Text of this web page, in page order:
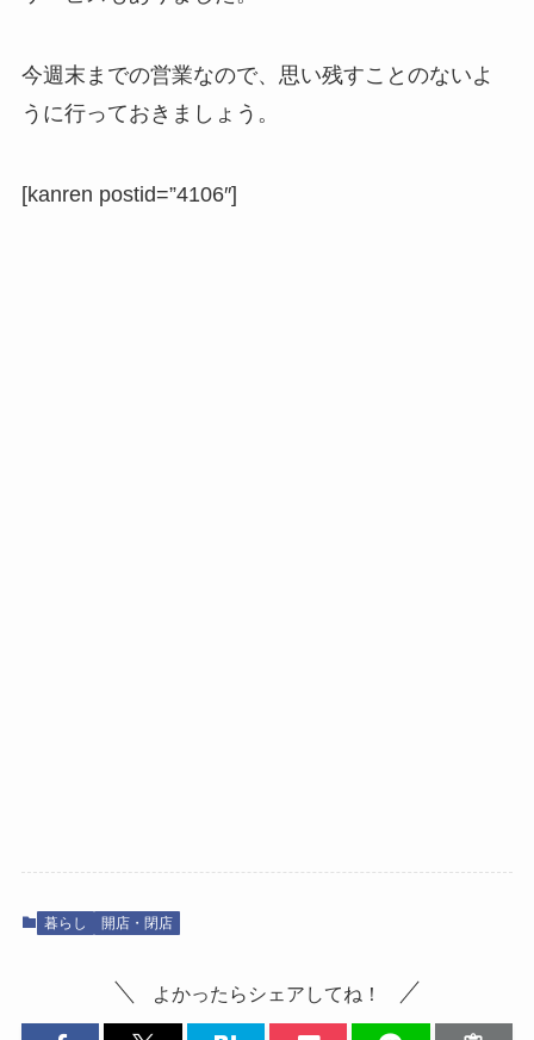
今週末までの営業なので、思い残すことのないよ
うに行っておきましょう。
[kanren postid=”4106″]
暮らし 開店・閉店
よかったらシェアしてね！